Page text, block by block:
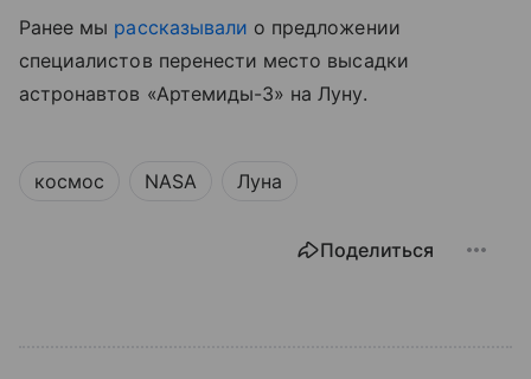
Ранее мы рассказывали о предложении
специалистов перенести место высадки
астронавтов «Артемиды-3» на Луну.
космос NASA Луна
Поделиться